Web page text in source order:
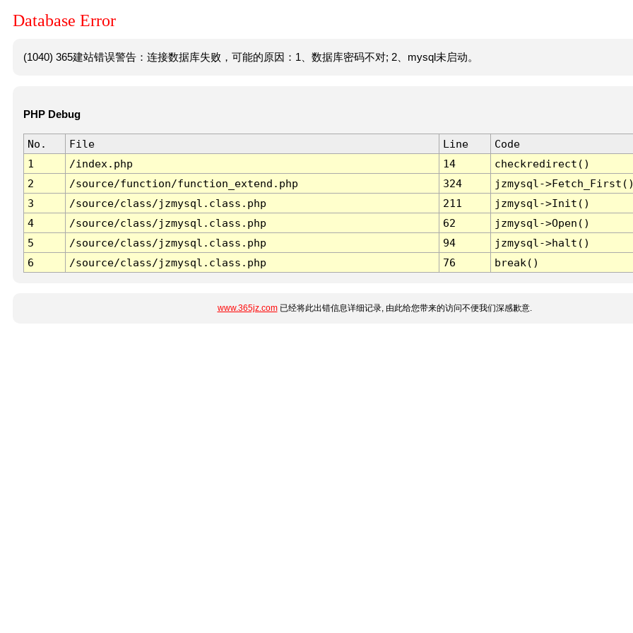
Database Error
(1040) 365建站错误警告：连接数据库失败，可能的原因：1、数据库密码不对; 2、mysql未启动。
PHP Debug
No. File Line
Code
1
/index.php 14
checkredirect()
2
/source/function/function_extend.php 324
jzmysql-
3
/source/class/jzmysql.class.php 211
jzmysql->Init()
4
/source/class/jzmysql.class.php 62
jzmysql->Open()
5
/source/class/jzmysql.class.php 94
jzmysql->halt()
6
/source/class/jzmysql.class.php 76 break()
www.365jz.com已经将此出错信息详细记录, 由此给您带来的访问不便我们深感歉意.